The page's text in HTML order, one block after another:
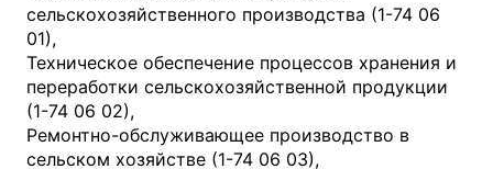
сельскохозяйственного производства (1-74 06
01),
Техническое обеспечение процессов хранения и
переработки сельскохозяйственной продукции
(1-74 06 02),
Ремонтно-обслуживающее производство в
сельском хозяйстве (1-74 06 03),